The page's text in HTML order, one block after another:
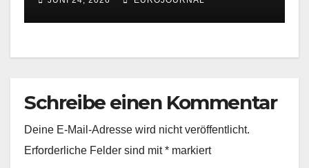
Schreibe einen Kommentar
Deine E-Mail-Adresse wird nicht veröffentlicht.
Erforderliche Felder sind mit* markiert